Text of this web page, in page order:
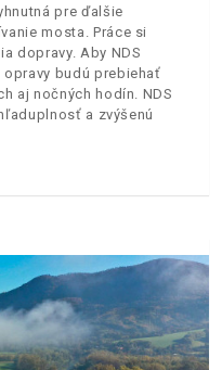
pre ďalšie
mosta. Práce si
dopravy. Aby NDS
budú prebiehať
aj nočných hodín. NDS
a zvýšenú